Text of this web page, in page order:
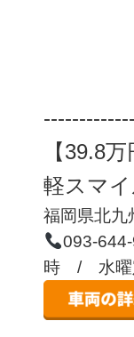
【39.8
軽スマイ
福岡県北九
093-
時 / 水曜